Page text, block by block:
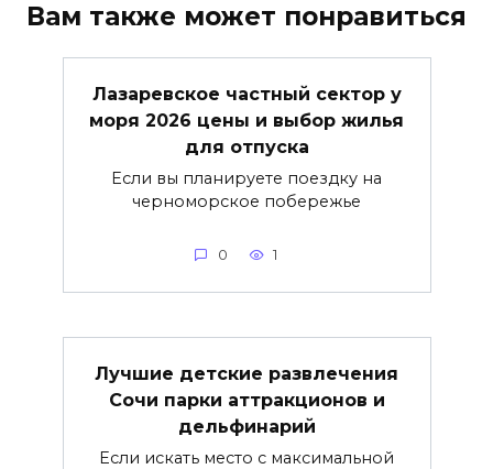
Вам также может понравиться
Лазаревское частный сектор у
моря 2026 цены и выбор жилья
для отпуска
Если вы планируете поездку на
черноморское побережье
0 1
Лучшие детские развлечения
Сочи парки аттракционов и
дельфинарий
Если искать место с максимальной